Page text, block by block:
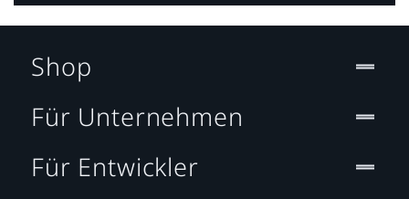
Shop
Für Unternehmen
Für Entwickler